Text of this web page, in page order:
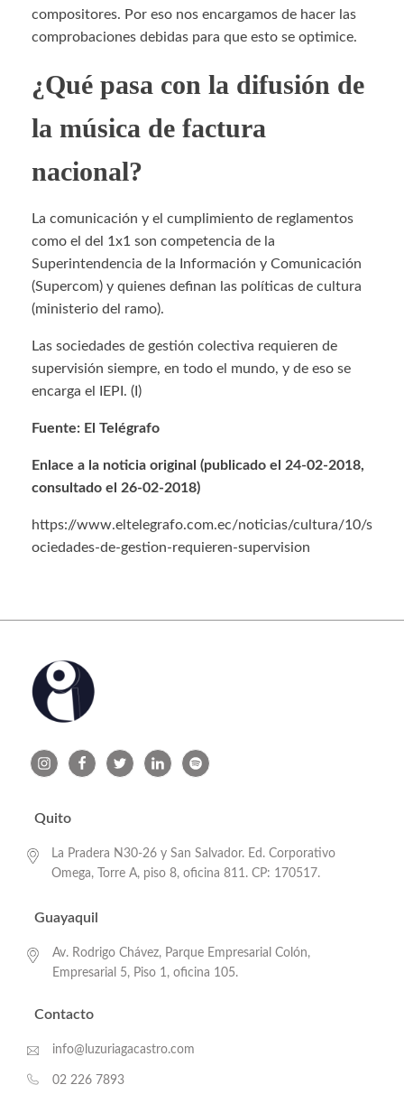
compositores. Por eso nos encargamos de hacer las
comprobaciones debidas para que esto se optimice.
¿Qué pasa con la difusión de
la música de factura
nacional?
La comunicación y el cumplimiento de reglamentos
como el del 1x1 son competencia de la
Superintendencia de la Información y Comunicación
(Supercom) y quienes definan las políticas de cultura
(ministerio del ramo).
Las sociedades de gestión colectiva requieren de
supervisión siempre, en todo el mundo, y de eso se
encarga el IEPI. (I)
Fuente: El Telégrafo
Enlace a la noticia original (publicado el 24-02-2018,
consultado el 26-02-2018)
https://www.eltelegrafo.com.ec/noticias/cultura/10/s
ociedades-de-gestion-requieren-supervision
Quito
La Pradera N30-26 y San Salvador. Ed. Corporativo
Omega, Torre A, piso 8, oficina 811. CP: 170517.
Guayaquil
Av. Rodrigo Chávez, Parque Empresarial Colón,
Empresarial 5, Piso 1, oficina 105.
Contacto
info@luzuriagacastro.com
02 226 7893